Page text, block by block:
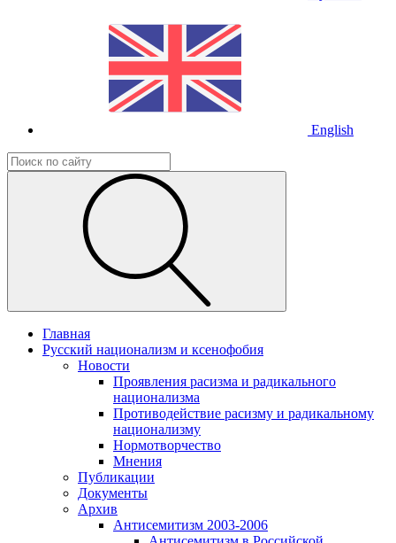
English
Главная
Русский национализм и ксенофобия
Новости
Проявления расизма и радикального
национализма
Противодействие расизму и радикальному
национализму
Нормотворчество
Мнения
Публикации
Документы
Архив
Антисемитизм 2003-2006